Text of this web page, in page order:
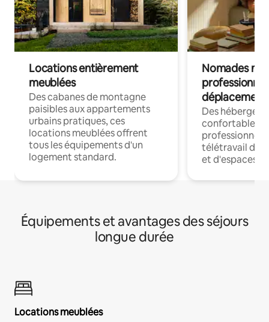
Locations entièrement
meublées
Des cabanes de montagne
paisibles aux appartements
urbains pratiques, ces
locations meublées offrent
tous les équipements d'un
logement standard.
Nomades
déplacement
Des
confortables
professionnels
télétravail
et d'espaces
Équipements et avantages des séjours
longue durée
Locations meublées